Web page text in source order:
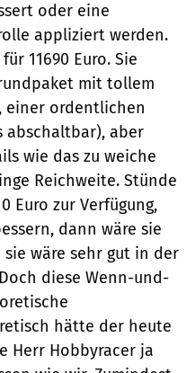
oder eine
appliziert werden.
11690 Euro. Sie
mit tollem
einer ordentlichen
abschaltbar), aber
wie das zu weiche
Reichweite. Stünde
Euro zur Verfügung,
dann wäre sie
wäre sehr gut in der
diese Wenn-und-
hätte der heute
Herr Hobbyracer ja